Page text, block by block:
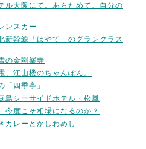
ル大阪にて。あらためて、自分の
ンスカー
新幹線「はやて」のグランクラス
の金剛峯寺
江山楼のちゃんぽん。
「四季亭」
シーサイドホテル・松風
今度こそ相場になるのか？
カレーとかしわめし